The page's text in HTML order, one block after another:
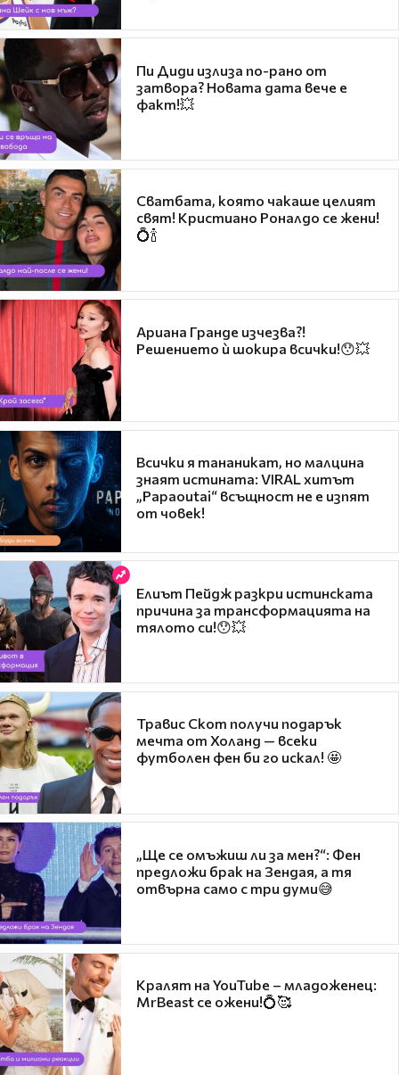
Пи Диди излиза по-рано от
затвора? Новата дата вече е
факт!💥
Сватбата, която чакаше целият
свят! Кристиано Роналдо се жени!
💍🍾
Ариана Гранде изчезва?!
Решението ѝ шокира всички!😯💥
Всички я тананикат, но малцина
знаят истината: VIRAL хитът
„Papaoutai“ всъщност не е изпят
от човек!
Елиът Пейдж разкри истинската
причина за трансформацията на
тялото си!😯💥
Травис Скот получи подарък
мечта от Холанд — всеки
футболен фен би го искал! 🤩
„Ще се омъжиш ли за мен?“: Фен
предложи брак на Зендая, а тя
отвърна само с три думи😅
Кралят на YouTube – младоженец:
MrBeast се ожени!💍🥰